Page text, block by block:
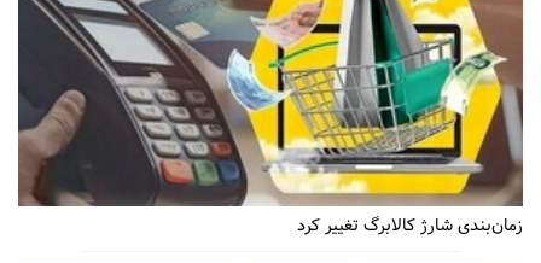
زمان‌بندی شارژ کالابرگ تغییر کرد